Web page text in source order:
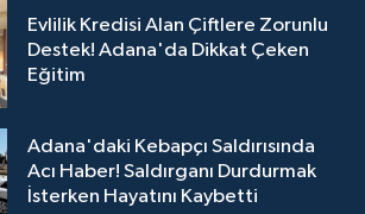
Evlilik Kredisi Alan Çiftlere Zorunlu
Destek! Adana'da Dikkat Çeken
Eğitim
Adana'daki Kebapçı Saldırısında
Acı Haber! Saldırganı Durdurmak
İsterken Hayatını Kaybetti